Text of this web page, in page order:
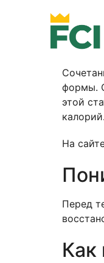
формы.
этой
калорий.
На
Перед
Как